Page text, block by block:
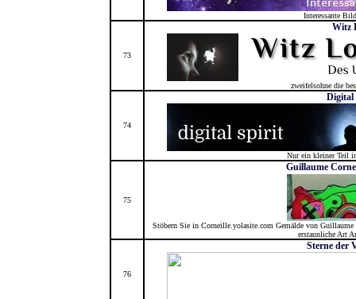
Interessante
73
Witz
zweifelsohne die
74
Digital
Nur ein kleiner Teil
75
Guillaume
Stöbern Sie in Corneille.yolasite.com Gemälde von
erstaunliche Art
76
Sterne der